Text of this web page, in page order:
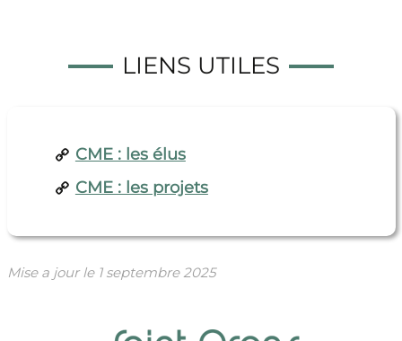
LIENS UTILES
CME : les élus
CME : les projets
Mise a jour le 1 septembre 2025